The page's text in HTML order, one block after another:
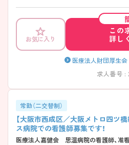
お気に入り
この
詳し
医療法人財団厚生
求人番号 :
常勤（二交替制）
【大阪市西成区／大阪メトロ四ツ
ス病院での看護師募集です！
医療法人嘉健会 思温病院の看護師、准